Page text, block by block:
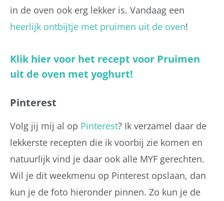
in de oven ook erg lekker is. Vandaag een
heerlijk ontbijtje met pruimen uit de oven!
Klik hier voor het recept voor Pruimen
uit de oven met yoghurt!
Pinterest
Volg jij mij al op Pinterest? Ik verzamel daar de
lekkerste recepten die ik voorbij zie komen en
natuurlijk vind je daar ook alle MYF gerechten.
Wil je dit weekmenu op Pinterest opslaan, dan
kun je de foto hieronder pinnen. Zo kun je de